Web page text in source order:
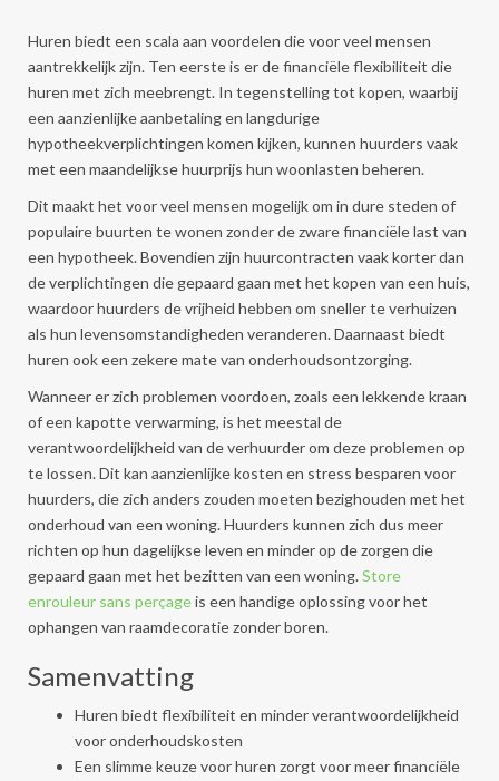
Huren biedt een scala aan voordelen die voor veel mensen
aantrekkelijk zijn. Ten eerste is er de financiële flexibiliteit die
huren met zich meebrengt. In tegenstelling tot kopen, waarbij
een aanzienlijke aanbetaling en langdurige
hypotheekverplichtingen komen kijken, kunnen huurders vaak
met een maandelijkse huurprijs hun woonlasten beheren.
Dit maakt het voor veel mensen mogelijk om in dure steden of
populaire buurten te wonen zonder de zware financiële last van
een hypotheek. Bovendien zijn huurcontracten vaak korter dan
de verplichtingen die gepaard gaan met het kopen van een huis,
waardoor huurders de vrijheid hebben om sneller te verhuizen
als hun levensomstandigheden veranderen. Daarnaast biedt
huren ook een zekere mate van onderhoudsontzorging.
Wanneer er zich problemen voordoen, zoals een lekkende kraan
of een kapotte verwarming, is het meestal de
verantwoordelijkheid van de verhuurder om deze problemen op
te lossen. Dit kan aanzienlijke kosten en stress besparen voor
huurders, die zich anders zouden moeten bezighouden met het
onderhoud van een woning. Huurders kunnen zich dus meer
richten op hun dagelijkse leven en minder op de zorgen die
gepaard gaan met het bezitten van een woning.Store
enrouleur sans perçageis een handige oplossing voor het
ophangen van raamdecoratie zonder boren.
Samenvatting
Huren biedt flexibiliteit en minder verantwoordelijkheid
voor onderhoudskosten
Een slimme keuze voor huren zorgt voor meer financiële